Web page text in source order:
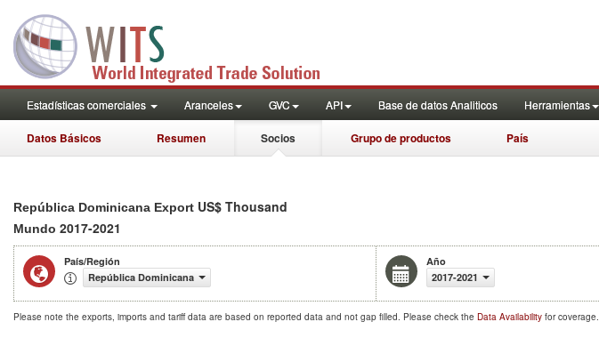
Estadísticas comerciales Aranceles GVC API Base de datos Analiticos Herramientas
Datos Básicos Resumen Socios Grupo de productos País
República Dominicana Export US$ Thousand
Mundo 2017-2021
País/Región
República Dominicana
Año
2017-2021
Please note the exports, imports and tariff data are based on reported data and not gap filled. Please check the Data Availability for coverage.